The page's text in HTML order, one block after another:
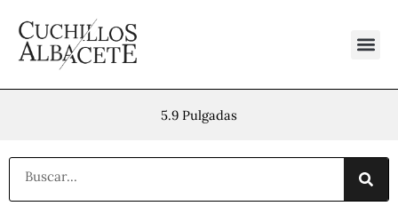
contenido
5.9 Pulgadas
Buscar